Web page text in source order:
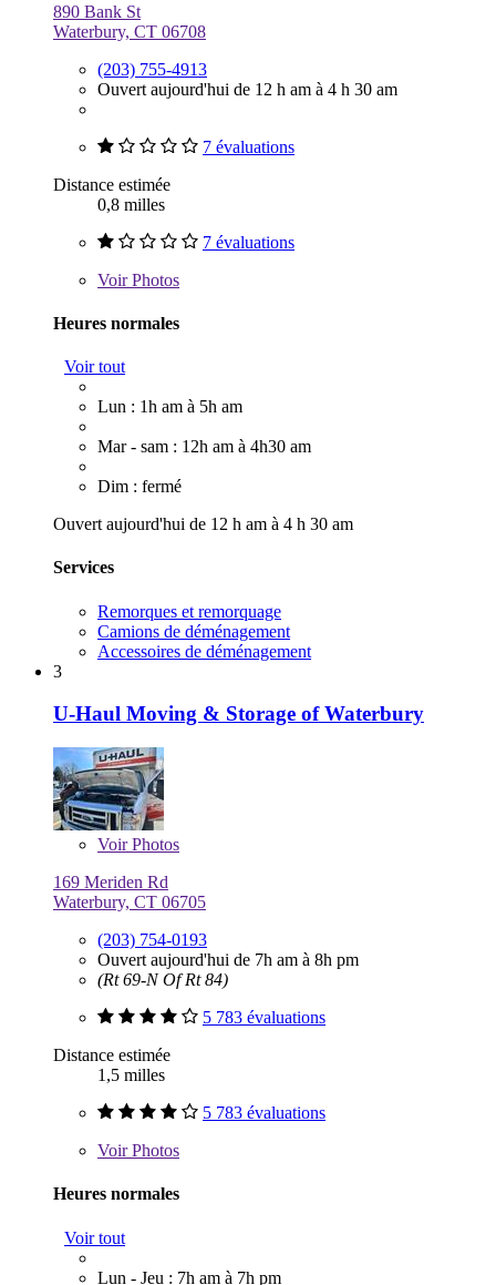
890 Bank St
Waterbury, CT 06708
(203) 755-4913
Ouvert aujourd'hui de 12 h am à 4 h 30 am
7 évaluations
Distance estimée
0,8 milles
7 évaluations
VoirPhotos
Heures normales
Voir tout
Lun : 1h am à 5h am
Mar - sam : 12h am à 4h30 am
Dim : fermé
Ouvert aujourd'hui de 12 h am à 4 h 30 am
Services
Remorques et remorquage
Camions de déménagement
Accessoires de déménagement
3
U-Haul Moving & Storage of Waterbury
VoirPhotos
169 Meriden Rd
Waterbury, CT 06705
(203) 754-0193
Ouvert aujourd'hui de 7h am à 8h pm
(Rt 69-N Of Rt 84)
5 783 évaluations
Distance estimée
1,5 milles
5 783 évaluations
VoirPhotos
Heures normales
Voir tout
Lun - Jeu : 7h am à 7h pm